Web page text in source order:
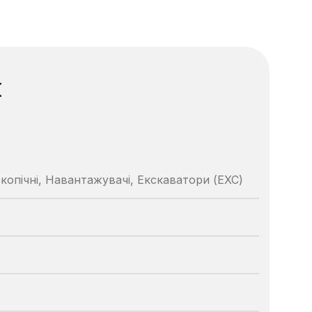
Навантажувачі, Екскаватори (EXC)